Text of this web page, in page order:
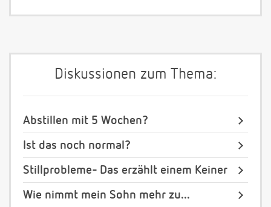
Diskussionen zum Thema:
Abstillen mit 5 Wochen?
Ist das noch normal?
Stillprobleme- Das erzählt einem Keiner
Wie nimmt mein Sohn mehr zu...